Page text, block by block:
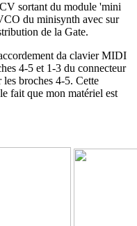
sortant du module 'mini
du minisynth avec sur
de la Gate.
da clavier MIDI
4-5 et 1-3 du connecteur
broches 4-5. Cette
fait que mon matériel est